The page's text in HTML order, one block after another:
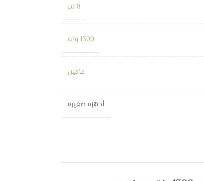
8 لتر
1300 وات
عامين
أجهزة صغيرة